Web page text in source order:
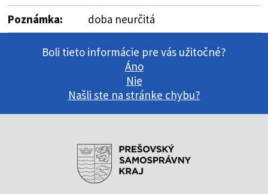
Poznámka:
doba neurčitá
Boli tieto informácie pre vás užitočné?
Áno
Nie
Našli ste na stránke chybu?